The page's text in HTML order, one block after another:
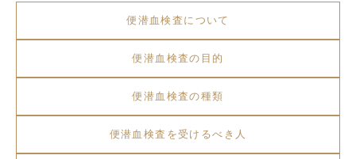
便潜血検査について
便潜血検査の目的
便潜血検査の種類
便潜血検査を受けるべき人